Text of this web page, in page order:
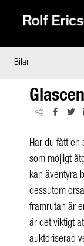
Har du fått en
som möjligt
kan äventyra
dessutom
framrutan är
är det viktigt
auktoriserad